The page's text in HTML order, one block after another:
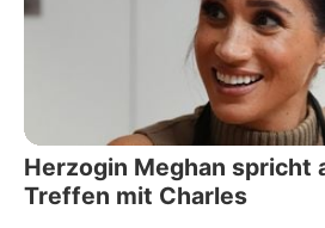
Herzogin Meghan spricht
Treffen mit Charles